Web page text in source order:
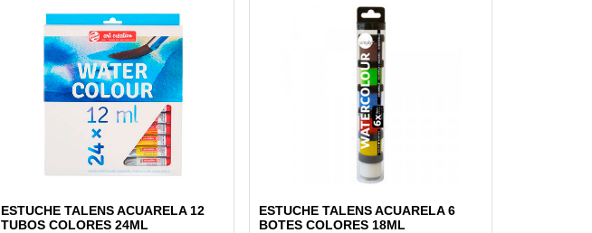
ESTUCHE TALENS ACUARELA 12
TUBOS COLORES 24ML
ESTUCHE TALENS ACUARELA 6
BOTES COLORES 18ML